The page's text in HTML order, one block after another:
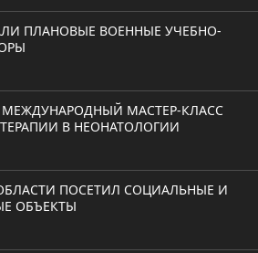
ПЛАНОВЫЕ ВОЕННЫЕ УЧЕБНО-
МЕЖДУНАРОДНЫЙ МАСТЕР-КЛАСС
В НЕОНАТОЛОГИИ
ПОСЕТИЛ СОЦИАЛЬНЫЕ И
ОБЪЕКТЫ